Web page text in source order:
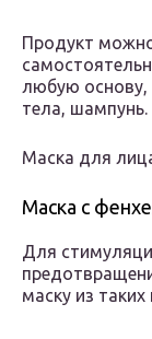
Продукт
любую основу,
тела, шампунь.
Маска для
Маска с
Для
маску из